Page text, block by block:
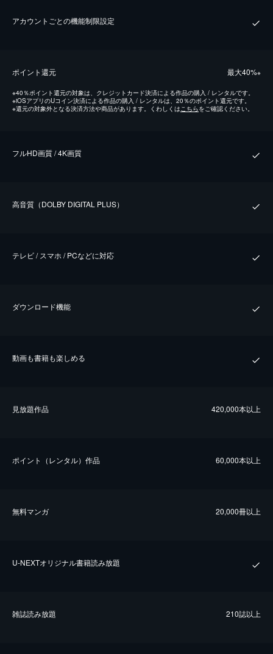
アカウントごとの機能制限設定
ポイント還元 最⼤40%※
※40％ポイント還元の対象は、クレジットカード決済による作品の購入 / レンタルです。
※iOSアプリのUコイン決済による作品の購入 / レンタルは、20％のポイント還元です。
※還元の対象外となる決済方法や商品があります。くわしくはこちらをご確認ください。
フルHD画質 / 4K画質
⾼⾳質（DOLBY DIGITAL PLUS）
テレビ / スマホ / PCなどに対応
ダウンロード機能
動画も書籍も楽しめる
⾒放題作品 420,000本以上
ポイント（レンタル）作品 60,000本以上
無料マンガ 20,000冊以上
U-NEXTオリジナル書籍読み放題
雑誌読み放題 210誌以上